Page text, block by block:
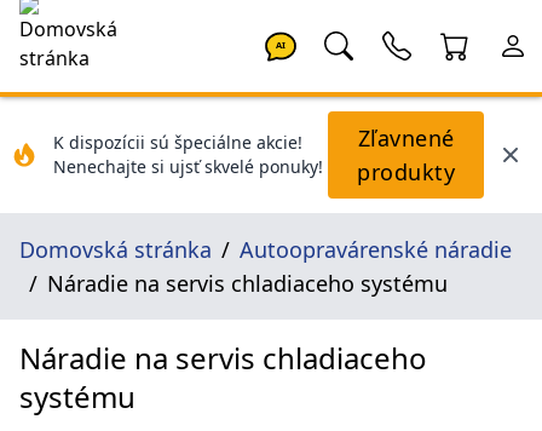
AI
K dispozícii sú špeciálne akcie!
Nenechajte si ujsť skvelé ponuky!
Zľavnené
produkty
Domovská stránka
Autoopravárenské náradie
Náradie na servis chladiaceho systému
Náradie na servis chladiaceho
systému